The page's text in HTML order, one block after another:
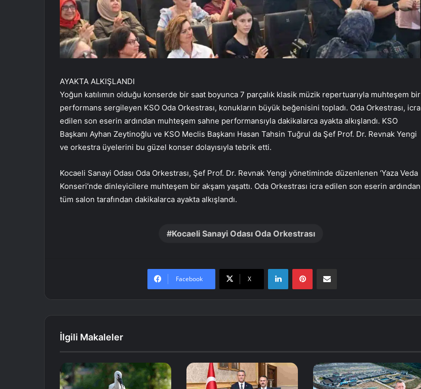
AYAKTA ALKIŞLANDI
Yoğun katılımın olduğu konserde bir saat boyunca 7 parçalık klasik müzik repertuarıyla muhteşem bir
performans sergileyen KSO Oda Orkestrası, konukların büyük beğenisini topladı. Oda Orkestrası, icra
edilen son eserin ardından muhteşem sahne performansıyla dakikalarca ayakta alkışlandı. KSO
Başkanı Ayhan Zeytinoğlu ve KSO Meclis Başkanı Hasan Tahsin Tuğrul da Şef Prof. Dr. Revnak Yengi
ve orkestra üyelerini bu güzel konser dolayısıyla tebrik etti.
Kocaeli Sanayi Odası Oda Orkestrası, Şef Prof. Dr. Revnak Yengi yönetiminde düzenlenen ‘Yaza Veda
Konseri’nde dinleyicilere muhteşem bir akşam yaşattı. Oda Orkestrası icra edilen son eserin ardından
tüm salon tarafından dakikalarca ayakta alkışlandı.
Kocaeli Sanayi Odası Oda Orkestrası
Facebook X
İlgili Makaleler